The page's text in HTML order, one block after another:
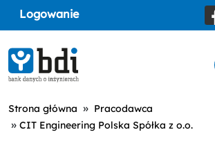
Logowanie
Strona główna » Pracodawca
» CIT Engineering Polska Spółka z o.o.